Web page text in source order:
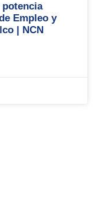
Empleo y
| NCN